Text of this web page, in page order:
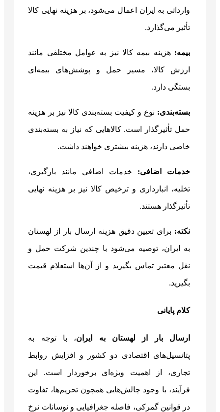
وارداتی به ایران اعمال می‌شود، بر هزینه نهایی کالا
تأثیر می‌گذارد.
بیمه: هزینه بیمه کالا نیز به عوامل مختلفی مانند
ارزش کالا، مسیر حمل و پوشش‌های بیمه‌ای
بستگی دارد.
بسته‌بندی: نوع و کیفیت بسته‌بندی کالا نیز بر هزینه
حمل تأثیرگذار است. کالاهایی که نیاز به بسته‌بندی
خاصی دارند، هزینه بیشتری خواهند داشت.
خدمات اضافی: خدمات اضافی مانند بارگیری،
تخلیه، انبارداری و ترخیص کالا نیز بر هزینه نهایی
تأثیرگذار هستند.
نکته: برای تعیین دقیق هزینه ارسال بار از لهستان
به ایران، توصیه می‌شود با چندین شرکت حمل و
نقل معتبر تماس بگیرید و از آن‌ها استعلام قیمت
بگیرید.
کلام پایانی
ارسال بار از لهستان به ایران، با توجه به
پتانسیل‌های اقتصادی دو کشور و افزایش روابط
تجاری، از اهمیت ویژه‌ای برخوردار است. این
فرآیند، با وجود چالش‌هایی همچون تحریم‌ها، تفاوت
در قوانین گمرکی، فاصله جغرافیایی و نوسانات نرخ